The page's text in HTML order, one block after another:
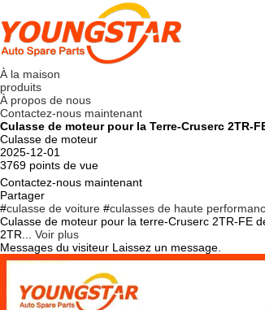
À la maison
produits
À propos de nous
Contactez-nous maintenant
Culasse de moteur pour la Terre-Cruserc 2TR-
Culasse de moteur
2025-12-01
3769 points de vue
Contactez-nous maintenant
Partager
#culasse de voiture #culasses de haute
Culasse de moteur pour la terre-Cruserc 2TR-FE
2TR...
Voir plus
Messages du visiteur Laissez un message.